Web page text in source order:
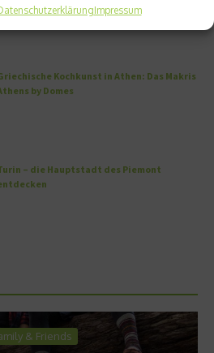
Impressum
Kochkunst in Athen: Das Makris
by Domes
– die Hauptstadt des Piemont
& Friends